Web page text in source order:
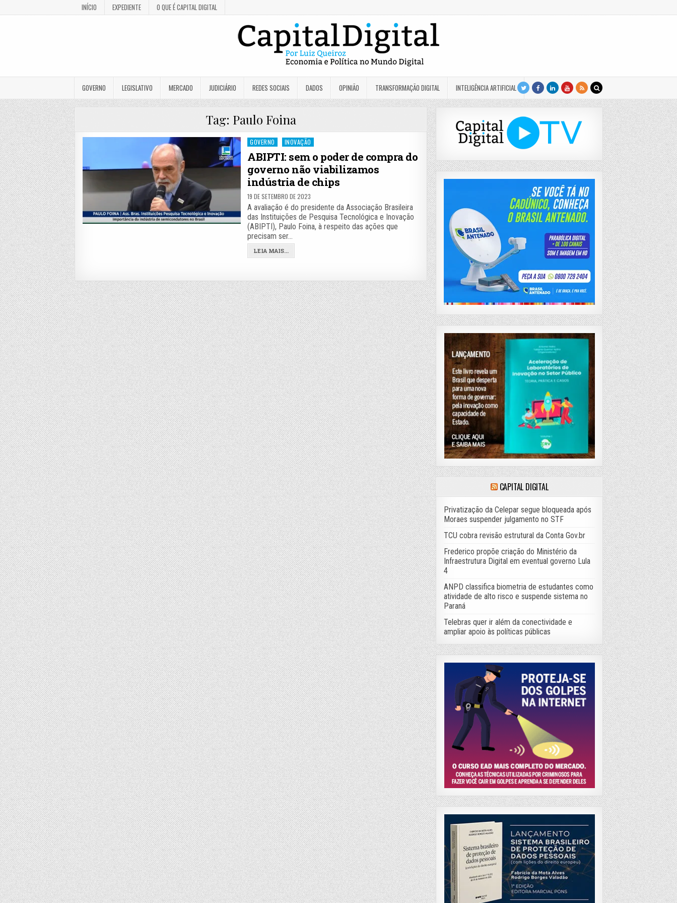
INÍCIO EXPEDIENTE O QUE É CAPITAL DIGITAL
GOVERNO LEGISLATIVO MERCADO JUDICIÁRIO REDES SOCIAIS DADOS OPINIÃO TRANSFORMAÇÃO DIGITAL INTELIGÊNCIA ARTIFICIAL
Tag: Paulo Foina
Posted
in
GOVERNO INOVAÇÃO
ABIPTI: sem o poder de compra do
governo não viabilizamos
indústria de chips
19 DE SETEMBRO DE 2023
A avaliação é do presidente da Associação Brasileira
das Instituições de Pesquisa Tecnológica e Inovação
(ABIPTI), Paulo Foina, à respeito das ações que
precisam ser…
LEIA MAIS...
CAPITAL DIGITAL
Privatização da Celepar segue bloqueada após
Moraes suspender julgamento no STF
TCU cobra revisão estrutural da Conta Gov.br
Frederico propõe criação do Ministério da
Infraestrutura Digital em eventual governo Lula
4
ANPD classifica biometria de estudantes como
atividade de alto risco e suspende sistema no
Paraná
Telebras quer ir além da conectividade e
ampliar apoio às políticas públicas